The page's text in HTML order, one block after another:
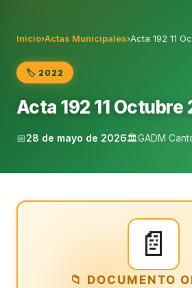
Inicio›Actas Municipales›Acta 192 11
🏷️ 2022
Acta 192 11 Octubre
📅28 de mayo de 2026🏛️GADM
📄
📁 DOCUMENTO